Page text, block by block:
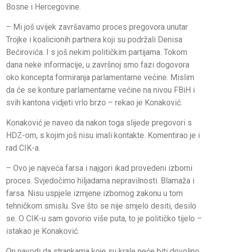
Bosne i Hercegovine.
– Mi još uvijek završavamo proces pregovora unutar
Trojke i koalicionih partnera koji su podržali Denisa
Bećirovića. I s još nekim političkim partijama. Tokom
dana neke informacije, u završnoj smo fazi dogovora
oko koncepta formiranja parlamentarne većine. Mislim
da će se konture parlamentarne većine na nivou FBiH i
svih kantona vidjeti vrlo brzo – rekao je Konaković.
Konaković je naveo da nakon toga slijede pregovori s
HDZ-om, s kojim još nisu imali kontakte. Komentirao je i
rad CIK-a.
– Ovo je najveća farsa i najgori ikad provedeni izborni
proces. Svjedočimo hiljadama nepravilnosti. Blamaža i
farsa. Nisu uspjele izmjene izbornog zakonu u tom
tehničkom smislu. Sve što se nije smjelo desiti, desilo
se. O CIK-u sam govorio više puta, to je političko tijelo –
istakao je Konaković.